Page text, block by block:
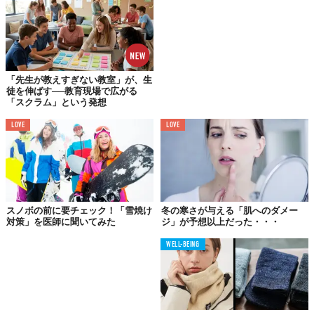
凍傷は指先や耳など肌が外気に触れるところに多くみられます。
です。痛みなど初期症状があれば、早めに温めて進行
また、凍傷は濡れた服や手袋、靴下などが皮膚にふれることでも
起こります。初期に対処することが重要なので、スキーなどで手
「先生が教えすぎない教室」が、生
徒を伸ばす──教育現場で広がる
「スクラム」という発想
LOVE
スノボの前に要チェック！「雪焼け
対策」を医師に聞いてみた
LOVE
冬の寒さが与える「肌へのダメー
ジ」が予想以上だった・・・
WELL-BEING